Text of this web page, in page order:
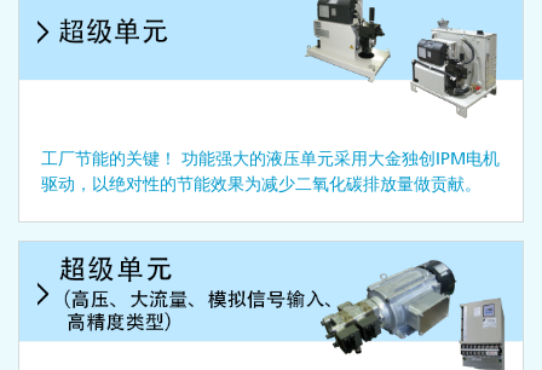
工厂节能的关键！ 功能强大的液压单元采用大金独创IPM电机
驱动，以绝对性的节能效果为减少二氧化碳排放量做贡献。